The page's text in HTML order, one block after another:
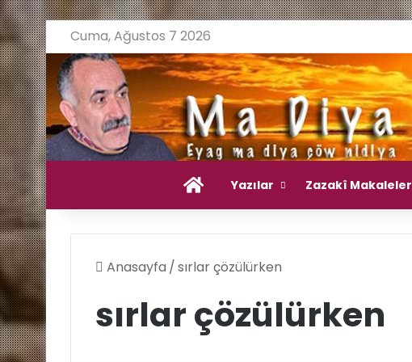
Cuma, Ağustos 7 2026
Ana Sayfa
Yazılar Zazakî Makaleler
Anasayfa /sırlar çözülürken
sırlar çözülürken